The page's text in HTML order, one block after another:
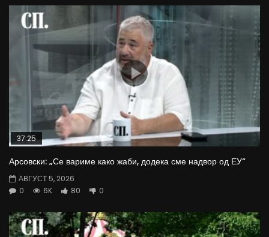
37:25
Арсовски: „Се вариме како жаби, додека сме надвор од ЕУ“
АВГУСТ 5, 2026
0
6K 80 0